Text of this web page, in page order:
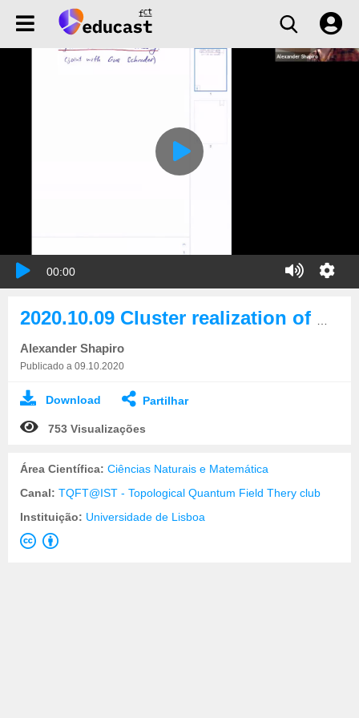
00:00
Alexander Shapiro
Publicado a 09.10.2020
Download Partilhar
753 Visualizações
Área Científica: Ciências Naturais e Matemática
Canal: TQFT@IST - Topological Quantum Field Thery club
Instituição: Universidade de Lisboa